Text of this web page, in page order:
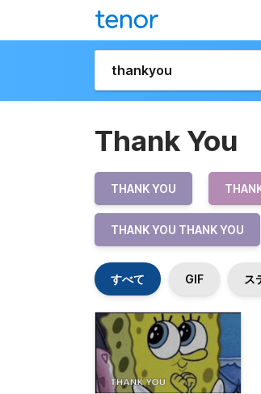
Thank You
THANK YOU
THANK YOU THANK YOU
すべて GIF ス